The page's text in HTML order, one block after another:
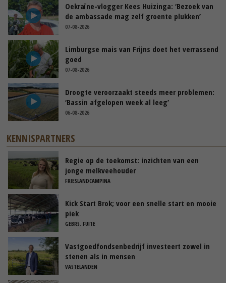
Oekraïne-vlogger Kees Huizinga: ‘Bezoek van
de ambassade mag zelf groente plukken’
07-08-2026
Limburgse mais van Frijns doet het verrassend
goed
07-08-2026
Droogte veroorzaakt steeds meer problemen:
‘Bassin afgelopen week al leeg’
06-08-2026
KENNISPARTNERS
Regie op de toekomst: inzichten van een
jonge melkveehouder
FRIESLANDCAMPINA
Kick Start Brok; voor een snelle start en mooie
piek
GEBRS. FUITE
Vastgoedfondsenbedrijf investeert zowel in
stenen als in mensen
VASTELANDEN